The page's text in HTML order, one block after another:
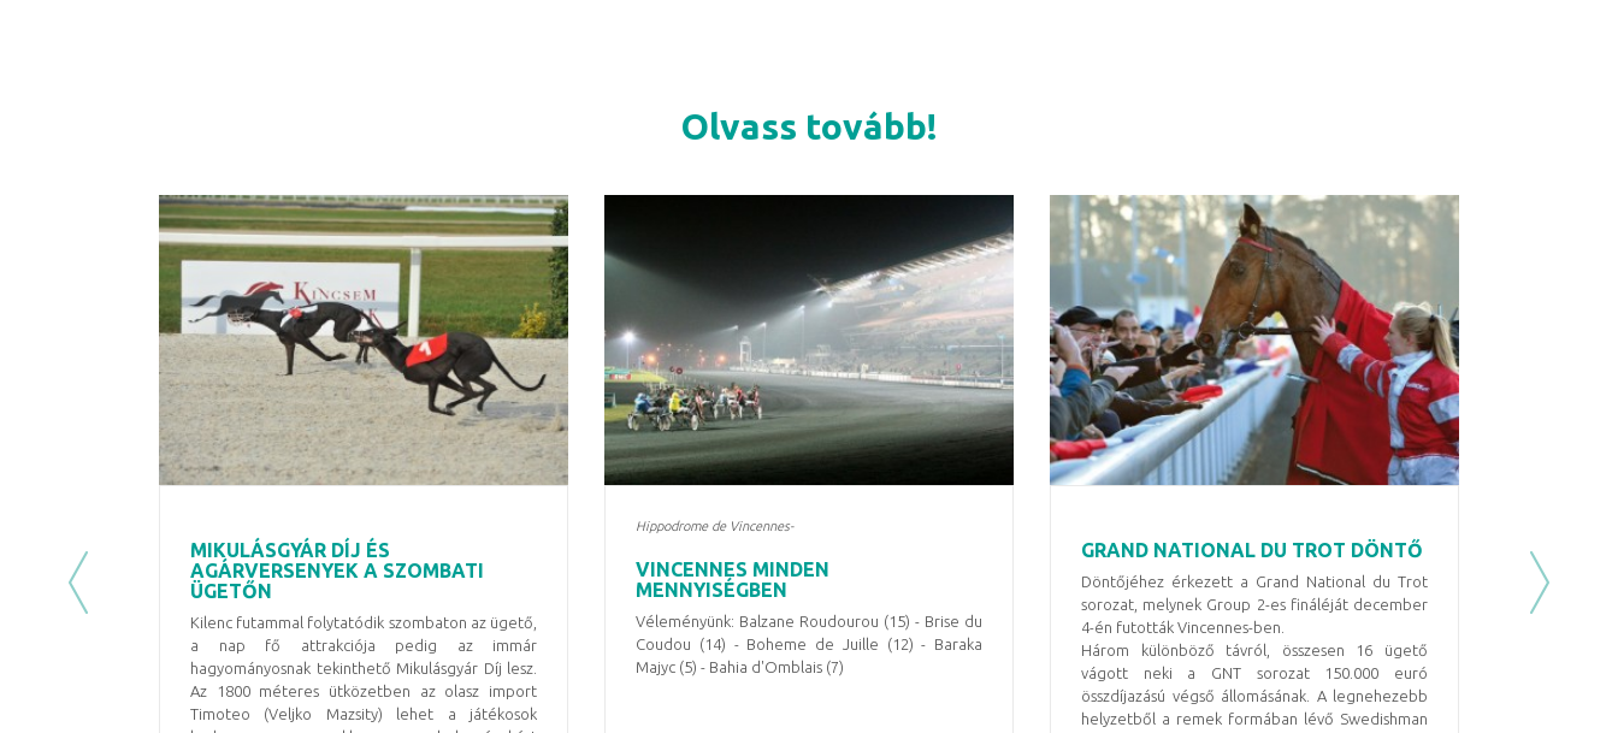
Olvass tovább!
MIKULÁSGYÁR DÍJ ÉS
AGÁRVERSENYEK A SZOMBATI
ÜGETŐN
Kilenc futammal folytatódik szombaton az ügető,
a nap fő attrakciója pedig az immár
hagyományosnak tekinthető Mikulásgyár Díj lesz.
Az 1800 méteres ütközetben az olasz import
Timoteo (Veljko Mazsity) lehet a játékosok
Hippodrome de Vincennes-
VINCENNES MINDEN
MENNYISÉGBEN
Véleményünk: Balzane Roudourou (15) - Brise du
Coudou (14) - Boheme de Juille (12) - Baraka
Majyc (5) - Bahia d'Omblais (7)
GRAND NATIONAL DU TROT DÖNTŐ
Döntőjéhez érkezett a Grand National du Trot
sorozat, melynek Group 2-es fináléját december
4-én futották Vincennes-ben.
Három különböző távról, összesen 16 ügető
vágott neki a GNT sorozat 150.000 euró
összdíjazású végső állomásának. A legnehezebb
helyzetből a remek formában lévő Swedishman
Previous Next